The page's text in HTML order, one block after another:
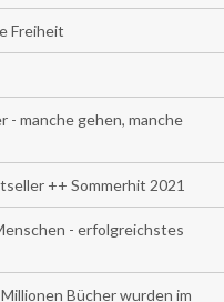
Freiheit
manche gehen, manche
++ Sommerhit 2021
- erfolgreichstes
Bücher wurden im